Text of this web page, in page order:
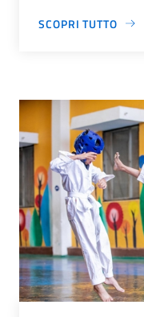
SCOPRI TUTTO